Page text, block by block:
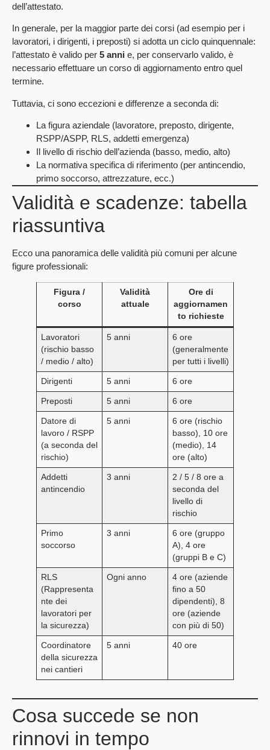
dell’attestato.
In generale, per la maggior parte dei corsi (ad esempio per i
lavoratori, i dirigenti, i preposti) si adotta un ciclo quinquennale:
l’attestato è valido per 5 anni e, per conservarlo valido, è
necessario effettuare un corso di aggiornamento entro quel
termine.
Tuttavia, ci sono eccezioni e differenze a seconda di:
La figura aziendale (lavoratore, preposto, dirigente,
RSPP/ASPP, RLS, addetti emergenza)
Il livello di rischio dell’azienda (basso, medio, alto)
La normativa specifica di riferimento (per antincendio,
primo soccorso, attrezzature, ecc.)
Validità e scadenze: tabella
riassuntiva
Ecco una panoramica delle validità più comuni per alcune
figure professionali:
Figura /
corso
Validità
attuale
Ore di
aggiornamen
to richieste
Lavoratori
(rischio basso
/ medio / alto)
5 anni
6 ore
(generalmente
per tutti i livelli)
Dirigenti 5 anni 6 ore
Preposti 5 anni 6 ore
Datore di
lavoro / RSPP
(a seconda del
rischio)
5 anni
6 ore (rischio
basso), 10 ore
(medio), 14
ore (alto)
Addetti
antincendio
3 anni
2 / 5 / 8 ore a
seconda del
livello di
rischio
Primo
soccorso
3 anni
6 ore (gruppo
A), 4 ore
(gruppi B e C)
RLS
(Rappresenta
nte dei
lavoratori per
la sicurezza)
Ogni anno
4 ore (aziende
fino a 50
dipendenti), 8
ore (aziende
con più di 50)
Coordinatore
della sicurezza
nei cantieri
5 anni 40 ore
Cosa succede se non
rinnovi in tempo